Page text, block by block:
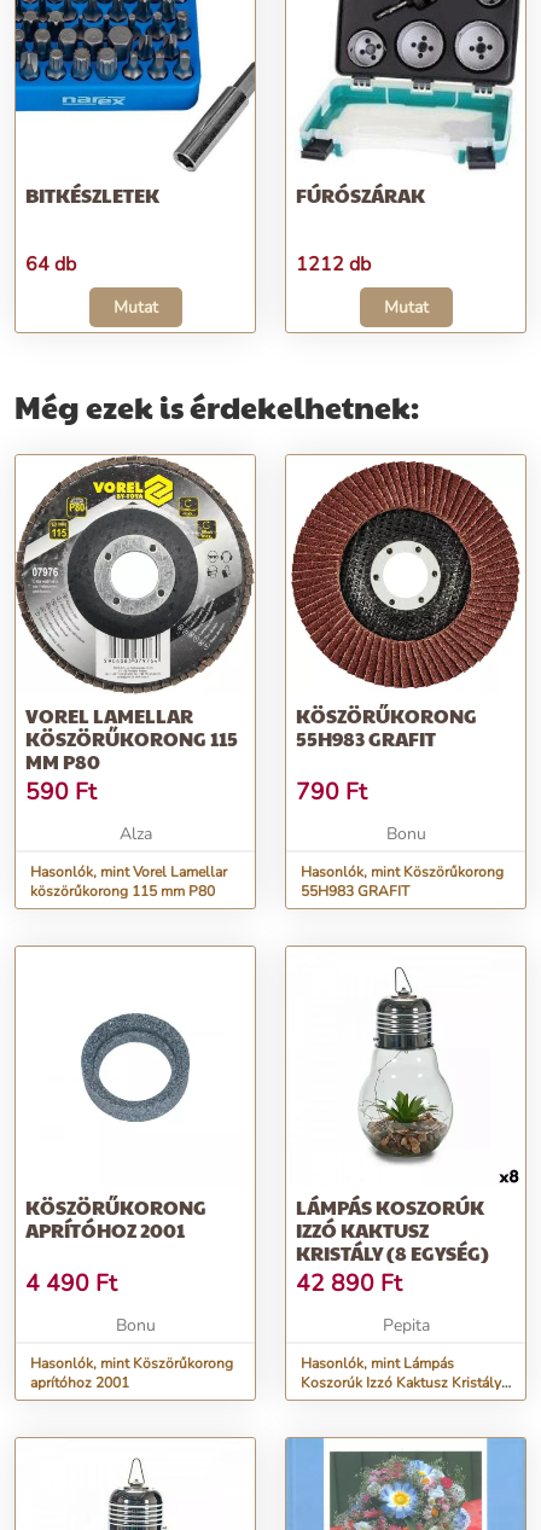
BITKÉSZLETEK
64 db
Mutat
FÚRÓSZÁRAK
1212 db
Mutat
Még ezek is érdekelhetnek:
VOREL LAMELLAR
KÖSZÖRŰKORONG 115
MM P80
590 Ft
Alza
Hasonlók, mint Vorel Lamellar
köszörűkorong 115 mm P80
KÖSZÖRŰKORONG
55H983 GRAFIT
790 Ft
Bonu
Hasonlók, mint Köszörűkorong
55H983 GRAFIT
KÖSZÖRŰKORONG
APRÍTÓHOZ 2001
4 490 Ft
Bonu
Hasonlók, mint Köszörűkorong
aprítóhoz 2001
LÁMPÁS KOSZORÚK
IZZÓ KAKTUSZ
KRISTÁLY (8 EGYSÉG)
42 890 Ft
Pepita
Hasonlók, mint Lámpás
Koszorúk Izzó Kaktusz Kristály
(8 egység)